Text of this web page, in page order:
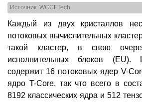
Источник: WCCFTech
Каждый из двух кристаллов
потоковых вычислительных
такой кластер, в свою
исполнительных блоков
содержит 16 потоковых ядер V-
ядро T-Core, так что всего в
8192 классических ядра и 512